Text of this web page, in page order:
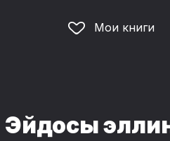
Мои книги
Эйдосы